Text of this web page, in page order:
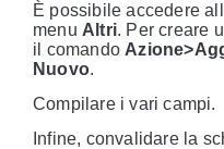
È possibile accedere
menu Altri. Per creare
il comando
Nuovo.
Compilare i vari campi.
Infine, convalidare la